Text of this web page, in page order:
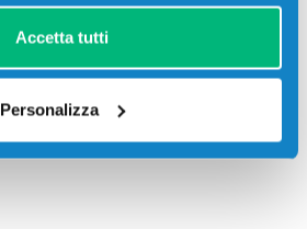
Accetta tutti
Personalizza